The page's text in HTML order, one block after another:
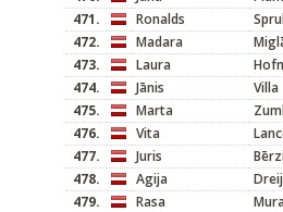
471.
Ronalds
472.
Madara
473.
Laura
474.
Jānis
Villa
475.
Marta
476.
Vita
477.
Juris
478.
Agija
479.
Rasa